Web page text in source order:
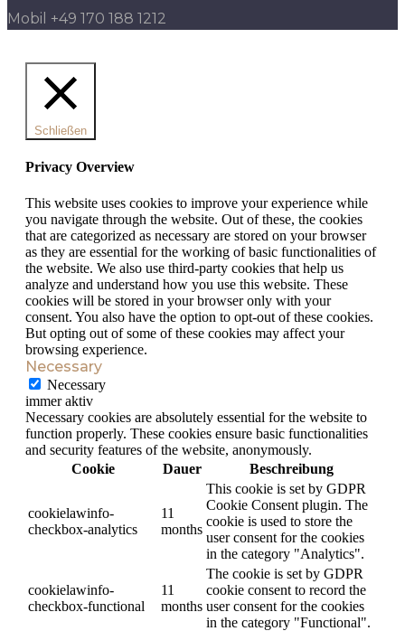
Mobil +49 170 188 1212
Schließen
Privacy Overview
This website uses cookies to improve your experience while
you navigate through the website. Out of these, the cookies
that are categorized as necessary are stored on your browser
as they are essential for the working of basic functionalities of
the website. We also use third-party cookies that help us
analyze and understand how you use this website. These
cookies will be stored in your browser only with your
consent. You also have the option to opt-out of these cookies.
But opting out of some of these cookies may affect your
browsing experience.
Necessary
Necessary
immer aktiv
Necessary cookies are absolutely essential for the website to
function properly. These cookies ensure basic functionalities
and security features of the website, anonymously.
Cookie
Dauer Beschreibung
cookielawinfo-
checkbox-analytics
11
months
This cookie is set by GDPR
Cookie Consent plugin. The
cookie is used to store the
user consent for the cookies
in the category "Analytics".
cookielawinfo-
checkbox-functional
11
months
The cookie is set by GDPR
cookie consent to record the
user consent for the cookies
in the category "Functional".